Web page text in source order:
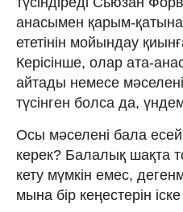
анасымен қарым-
ететінін мойындау
Керісінше, олар ата-
айтады немесе
түсінген болса да,
Осы мәселені бала
керек? Балалық шақта
кету мүмкін емес,
мына бір кеңестерін